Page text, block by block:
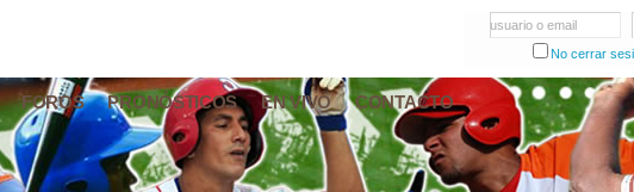
usuario o email
No cerrar
FOROS PRONÓSTICOS EN VIVO CONTACTO